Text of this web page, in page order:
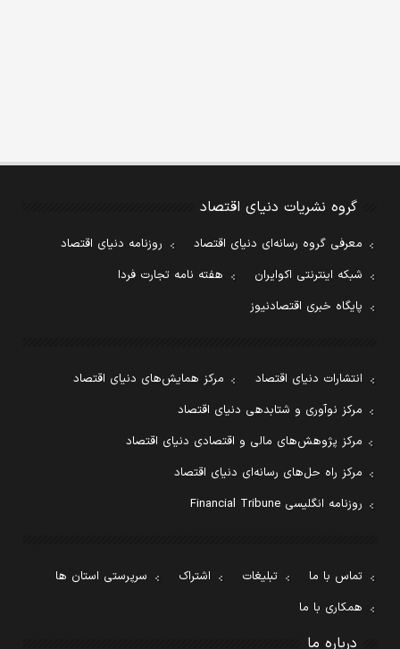
گروه نشریات دنیای اقتصاد
معرفی گروه رسانه‌ای دنیای اقتصاد
روزنامه دنیای اقتصاد
شبکه اینترنتی اکوایران
هفته نامه تجارت فردا
پایگاه خبری اقتصادنیوز
انتشارات دنیای اقتصاد
مرکز همایش‌های دنیای اقتصاد
مرکز نوآوری و شتابدهی دنیای اقتصاد
مرکز پژوهش‌های مالی و اقتصادی دنیای اقتصاد
مرکز راه حل‌های رسانه‌ای دنیای اقتصاد
روزنامه انگلیسی Financial Tribune
تماس با ما تبلیغات اشتراک
سرپرستی استان ها
همکاری با ما
درباره ما